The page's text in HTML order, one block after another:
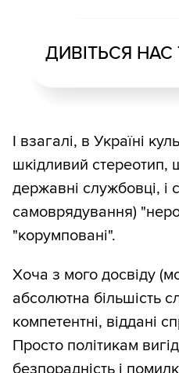
ДИВІТЬСЯ НАС
І взагалі, в Україні
шкідливий стереотип,
державні службовці, і
самоврядування)
"корумповані".
Хоча з мого досвіду
абсолютна більшість
компетентні, віддані
Просто політикам
безпорадність і